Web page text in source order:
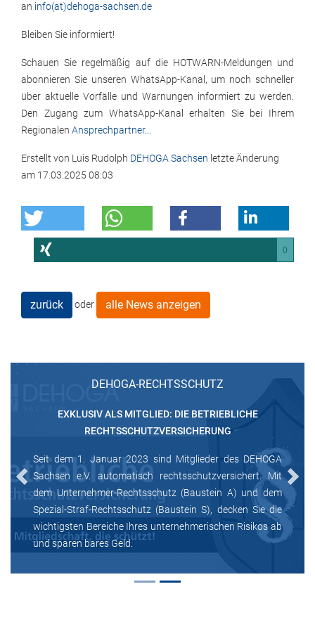
an info(at)dehoga-sachsen.de
Bleiben Sie informiert!
Schauen Sie regelmäßig auf die HOTWARN-Meldungen und
abonnieren Sie unseren WhatsApp-Kanal, um noch schneller
über aktuelle Vorfälle und Warnungen informiert zu werden.
Den Zugang zum WhatsApp-Kanal erhalten Sie bei Ihrem
Regionalen Ansprechpartner...
Erstellt von Luis Rudolph DEHOGA Sachsen letzte Änderung
am 17.03.2025 08:03
0
zurück oder alle News anzeigen
DEHOGA-RECHTSSCHUTZ
EXKLUSIV ALS MITGLIED: DIE BETRIEBLICHE
RECHTSSCHUTZVERSICHERUNG
Seit dem 1. Januar 2023 sind Mitglieder des DEHOGA
Sachsen e.V. automatisch rechtsschutzversichert. Mit
dem Unternehmer-Rechtsschutz (Baustein A) und dem
Spezial-Straf-Rechtsschutz (Baustein S), decken Sie die
wichtigsten Bereiche Ihres unternehmerischen Risikos ab
und sparen bares Geld.
Previous Next